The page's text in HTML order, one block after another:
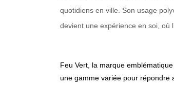
quotidiens en ville. Son usage
devient une expérience en soi, où
Feu Vert, la marque
une gamme variée pour répondre